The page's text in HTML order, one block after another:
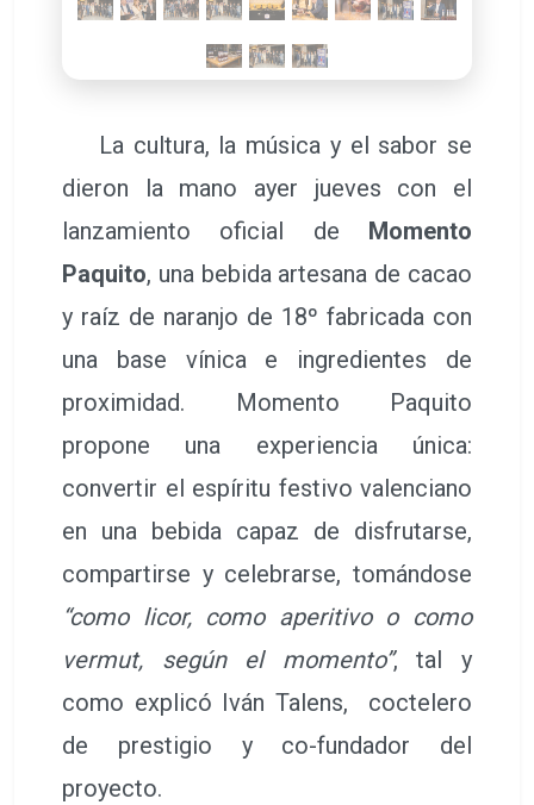
convertir el espíritu festivo valenciano
compartirse y celebrarse, tomándose
“como licor, como aperitivo o como
como explicó Iván Talens, coctelero
de prestigio y co-fundador del
La empresa Paquito Spirit ha
lanzado este producto gourmet bajo el
lema“Paquito se baila y ahora se
bebe”. La marca nace con la vocación
de unir tradición e innovación,
fusionandoel sabor de la tierra
valencianacon la creatividad de la
mixología contemporánea.